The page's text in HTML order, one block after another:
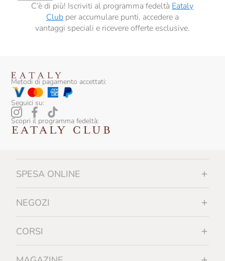
C’è di più! Iscriviti al programma fedeltà Eataly
Clubper accumulare punti, accedere a
vantaggi speciali e ricevere offerte esclusive.
Metodi di pagamento accettati:
Seguici su:
Scopri il programma fedeltà:
SPESA ONLINE
NEGOZI
CORSI